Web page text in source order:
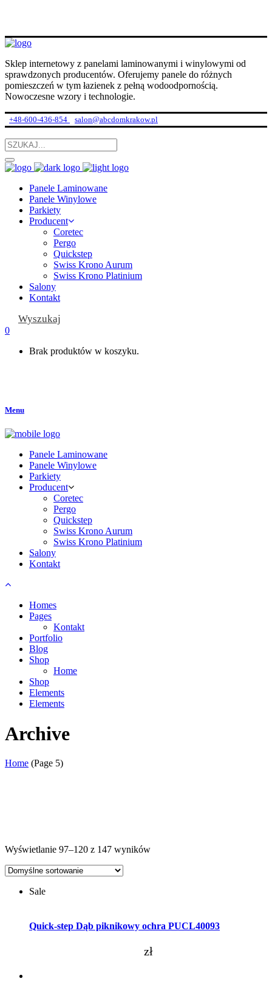
Sklep internetowy z panelami laminowanymi i winylowymi od
sprawdzonych producentów. Oferujemy panele do różnych
pomieszczeń w tym łazienek z pełną wodoodpornością.
Nowoczesne wzory i technologie.
+48-600-436-854 salon@abcdomkrakow.pl
Panele Laminowane
Panele Winylowe
Parkiety
Producent
Coretec
Pergo
Quickstep
Swiss Krono Aurum
Swiss Krono Platinium
Salony
Kontakt
Wyszukaj
0
Brak produktów w koszyku.
Menu
Panele Laminowane
Panele Winylowe
Parkiety
Producent
Coretec
Pergo
Quickstep
Swiss Krono Aurum
Swiss Krono Platinium
Salony
Kontakt
Homes
Pages
Kontakt
Portfolio
Blog
Shop
Home
Shop
Elements
Elements
Archive
Home (Page 5)
Wyświetlanie 97–120 z 147 wyników
Sale
Quick-step Dąb piknikowy ochra PUCL40093
zł